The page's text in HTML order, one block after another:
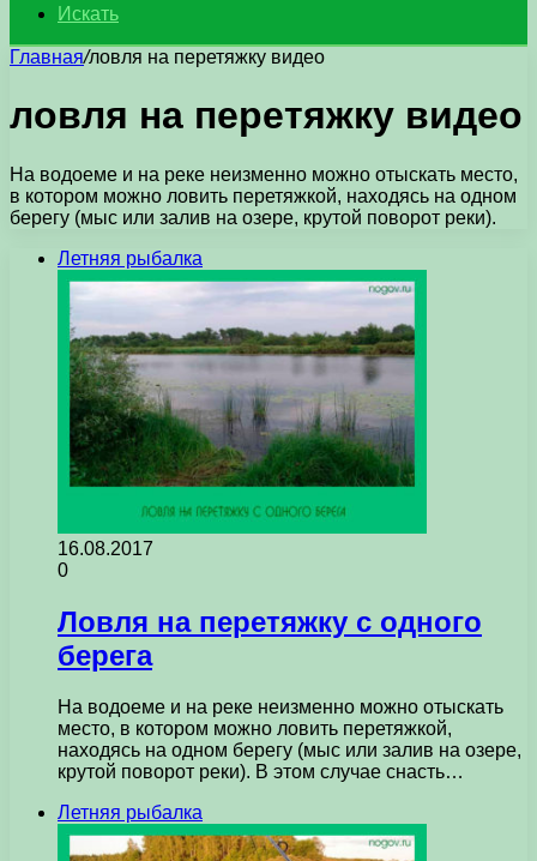
Искать
Главная/ловля на перетяжку видео
ловля на перетяжку видео
На водоеме и на реке неизменно можно отыскать место,
в котором можно ловить перетяжкой, находясь на одном
берегу (мыс или залив на озере, крутой поворот реки).
Летняя рыбалка
16.08.2017
0
Ловля на перетяжку с одного
берега
На водоеме и на реке неизменно можно отыскать
место, в котором можно ловить перетяжкой,
находясь на одном берегу (мыс или залив на озере,
крутой поворот реки). В этом случае снасть…
Летняя рыбалка